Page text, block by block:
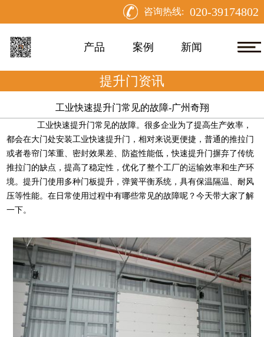
咨询热线: 020-39174802
产品 案例 新闻
提升门资讯
工业快速提升门常见的故障-广州奇翔
工业快速提升门常见的故障。很多企业为了提高生产效率，
都会在大门处安装工业快速提升门，相对来说更便捷，普通的推拉门
或者卷帘门笨重、密封效果差、防盗性能低，快速提升门摒弃了传统
推拉门的缺点，提高了稳定性，优化了整个工厂的运输效率和生产环
境。提升门使用多种门板提升，弹簧平衡系统，具有保温隔温、耐风
压等性能。在日常使用过程中有哪些常见的故障呢？今天带大家了解
一下。